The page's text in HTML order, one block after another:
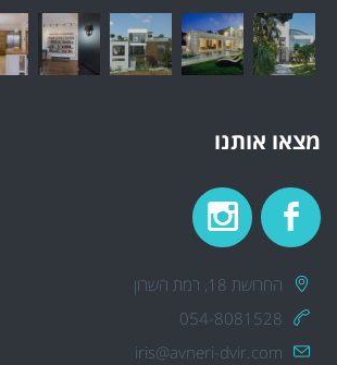
מצאו אותנו
החרושת 18, רמת השרון
054-8081528
iris@avneri-dvir.com